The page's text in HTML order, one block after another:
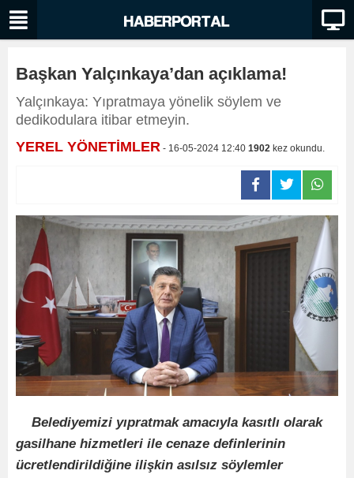
Başkan Yalçınkaya’dan açıklama!
Yalçınkaya: Yıpratmaya yönelik söylem ve
dedikodulara itibar etmeyin.
YEREL YÖNETİMLER - 16-05-2024 12:40 1902 kez okundu.
Belediyemizi yıpratmak amacıyla kasıtlı olarak
gasilhane hizmetleri ile cenaze definlerinin
ücretlendirildiğine ilişkin asılsız söylemler